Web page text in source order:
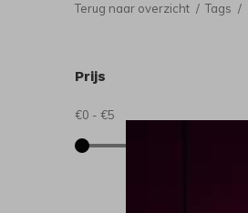
Terug naar overzicht Tags
Prijs
€0 - €5